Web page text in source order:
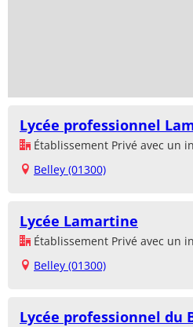
Lycée professionnel
Établissement Privé avec un
Belley (01300)
Lycée Lamartine
Établissement Privé avec un
Belley (01300)
Lycée professionnel du